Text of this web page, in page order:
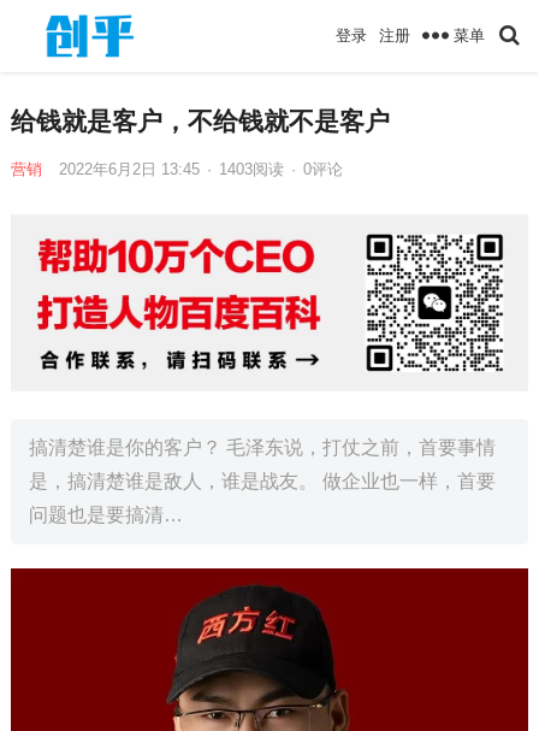
登录 注册 菜单
给钱就是客户，不给钱就不是客户
营销 2022年6月2日 13:45 · 1403阅读 · 0评论
搞清楚谁是你的客户？ 毛泽东说，打仗之前，首要事情
是，搞清楚谁是敌人，谁是战友。 做企业也一样，首要
问题也是要搞清…